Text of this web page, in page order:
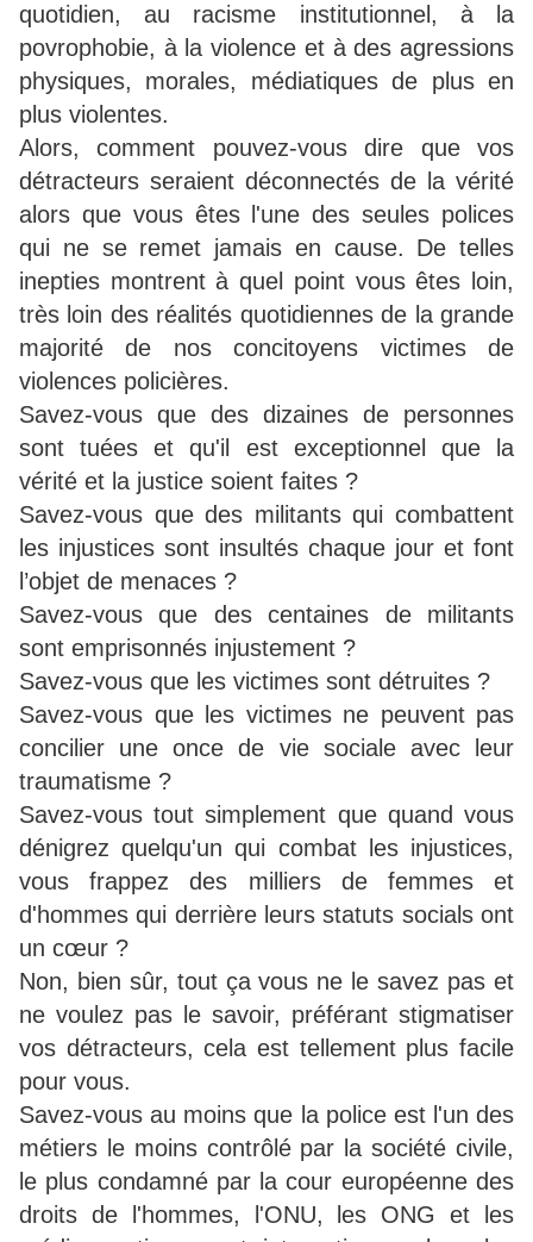
quotidien, au racisme institutionnel, à la
povrophobie, à la violence et à des agressions
physiques, morales, médiatiques de plus en
plus violentes.
Alors, comment pouvez-vous dire que vos
détracteurs seraient déconnectés de la vérité
alors que vous êtes l'une des seules polices
qui ne se remet jamais en cause. De telles
inepties montrent à quel point vous êtes loin,
très loin des réalités quotidiennes de la grande
majorité de nos concitoyens victimes de
violences policières.
Savez-vous que des dizaines de personnes
sont tuées et qu'il est exceptionnel que la
vérité et la justice soient faites ?
Savez-vous que des militants qui combattent
les injustices sont insultés chaque jour et font
l’objet de menaces ?
Savez-vous que des centaines de militants
sont emprisonnés injustement ?
Savez-vous que les victimes sont détruites ?
Savez-vous que les victimes ne peuvent pas
concilier une once de vie sociale avec leur
traumatisme ?
Savez-vous tout simplement que quand vous
dénigrez quelqu'un qui combat les injustices,
vous frappez des milliers de femmes et
d'hommes qui derrière leurs statuts socials ont
un cœur ?
Non, bien sûr, tout ça vous ne le savez pas et
ne voulez pas le savoir, préférant stigmatiser
vos détracteurs, cela est tellement plus facile
pour vous.
Savez-vous au moins que la police est l'un des
métiers le moins contrôlé par la société civile,
le plus condamné par la cour européenne des
droits de l'hommes, l'ONU, les ONG et les